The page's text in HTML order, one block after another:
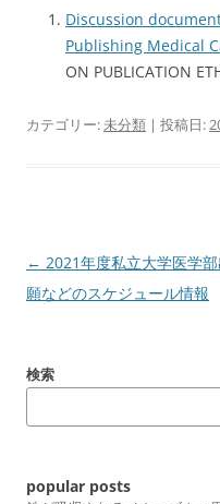
Discussion
Publishing Medical
ON PUBLICATION
カテゴリー:未分類 | 投稿日:
投
稿
ゲ
← 2021年度私立大学医学部
願などのスケジュール情報
検索
popular posts